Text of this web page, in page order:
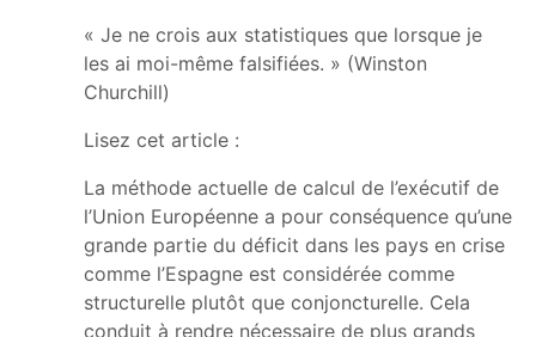
« Je ne crois aux statistiques que lorsque je
les ai moi-même falsifiées. » (Winston
Churchill)
Lisez cet article :
La méthode actuelle de calcul de l’exécutif de
l’Union Européenne a pour conséquence qu’une
grande partie du déficit dans les pays en crise
comme l’Espagne est considérée comme
structurelle plutôt que conjoncturelle. Cela
conduit à rendre nécessaire de plus grands